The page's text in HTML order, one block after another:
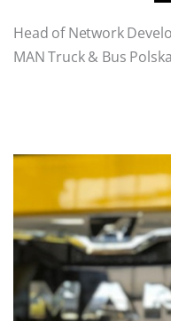
Head of Network
MAN Truck & Bus Polska